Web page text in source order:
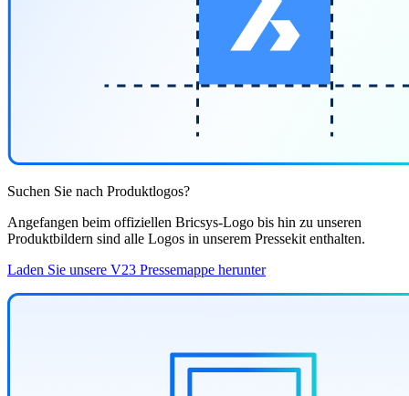
Suchen Sie nach Produktlogos?
Angefangen beim offiziellen Bricsys-Logo bis hin zu unseren
Produktbildern sind alle Logos in unserem Pressekit enthalten.
Laden Sie unsere V23 Pressemappe herunter